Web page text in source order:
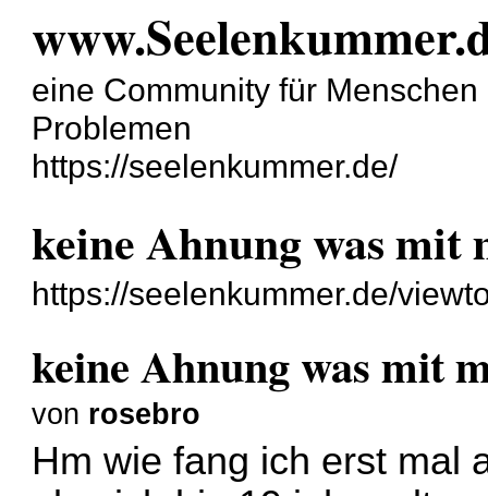
eine Community für
Problemen
https://seelenkummer.de/
keine Ahnung was mit
https://seelenkummer.de/
keine Ahnung was mit
von rosebro
Hm wie fang ich erst mal